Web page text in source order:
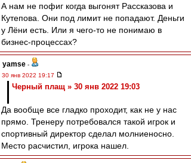
А нам не пофиг когда выгонят Рассказова и
Кутепова. Они под лимит не попадают. Деньги
у Лёни есть. Или я чего-то не понимаю в
бизнес-процессах?
yamse -
30 янв 2022 19:17
Черный плащ » 30 янв 2022 19:03
Да вообще все гладко проходит, как не у нас
прямо. Тренеру потребовался такой игрок и
спортивный директор сделал молниеносно.
Место расчистил, игрока нашел.